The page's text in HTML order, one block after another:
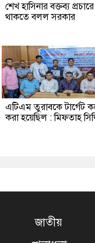
শেখ হাসিনার বক্তব্য
থাকতে বলল সরকার
এটিএম তুরাবকে টার্গেট
করা হয়েছিল : মিফতাহ
জাতীয়